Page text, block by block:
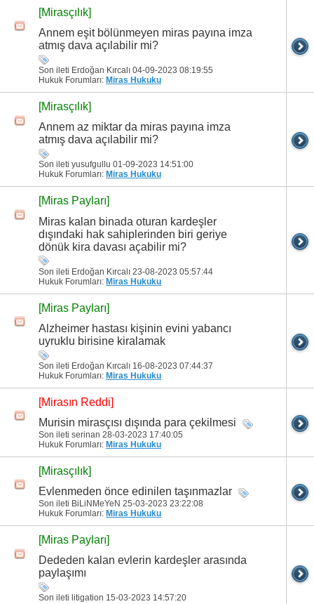
[Mirasçılık]
Annem eşit bölünmeyen miras payına imza
atmış dava açılabilir mi?
Son ileti Erdoğan Kırcalı 04-09-2023 08:19:55
Hukuk Forumları: Miras Hukuku
[Mirasçılık]
Annem az miktar da miras payına imza
atmış dava açılabilir mi?
Son ileti yusufgullu 01-09-2023 14:51:00
Hukuk Forumları: Miras Hukuku
[Miras Payları]
Miras kalan binada oturan kardeşler
dışındaki hak sahiplerinden biri geriye
dönük kira davası açabilir mi?
Son ileti Erdoğan Kırcalı 23-08-2023 05:57:44
Hukuk Forumları: Miras Hukuku
[Miras Payları]
Alzheimer hastası kişinin evini yabancı
uyruklu birisine kiralamak
Son ileti Erdoğan Kırcalı 16-08-2023 07:44:37
Hukuk Forumları: Miras Hukuku
[Mirasın Reddi]
Murisin mirasçısı dışında para çekilmesi
Son ileti serinan 28-03-2023 17:40:05
Hukuk Forumları: Miras Hukuku
[Mirasçılık]
Evlenmeden önce edinilen taşınmazlar
Son ileti BiLiNMeYeN 25-03-2023 23:22:08
Hukuk Forumları: Miras Hukuku
[Miras Payları]
Dededen kalan evlerin kardeşler arasında
paylaşımı
Son ileti litigation 15-03-2023 14:57:20